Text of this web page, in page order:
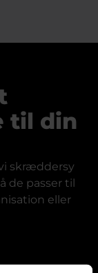
til din
skræddersy
de passer til
eller